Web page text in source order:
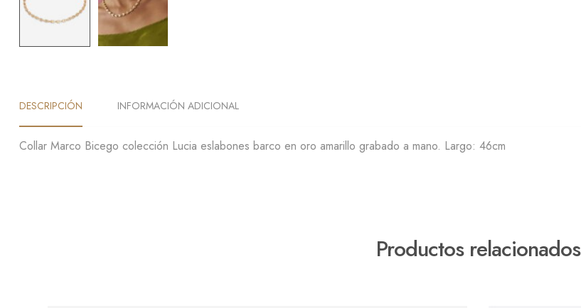
DESCRIPCIÓN INFORMACIÓN ADICIONAL
Collar Marco Bicego colección Lucia eslabones barco en oro amarillo grabado a mano. Largo: 46cm
Productos relacionados